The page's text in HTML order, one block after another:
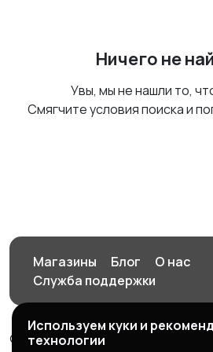
Ничего не
Увы, мы не нашли то,
Смягчите условия поиска и
Магазины Блог
О нас
Служба поддержки
© 2026 Орен-АЙ - Авто |
Используем куки и
технологии